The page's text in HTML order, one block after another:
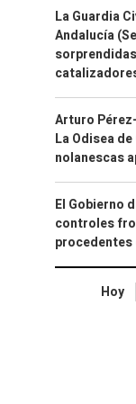
La Guardia
Andalucía
Arturo
La Odisea
nolanescas
El Gobierno
controles
procedentes
Hoy